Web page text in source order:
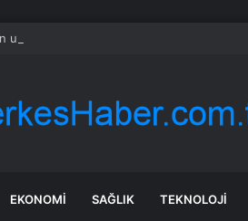
yapıldı: POS cihazına şifre
EKONOMI SAĞLIK TEKNOLOJI